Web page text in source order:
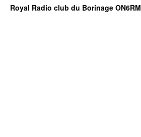
Royal Radio club du Borinage ON6RM